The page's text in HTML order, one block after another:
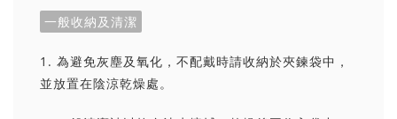
一般收納及清潔
1. 為避免灰塵及氧化，不配戴時請收納於夾鍊袋中，
並放置在陰涼乾燥處。